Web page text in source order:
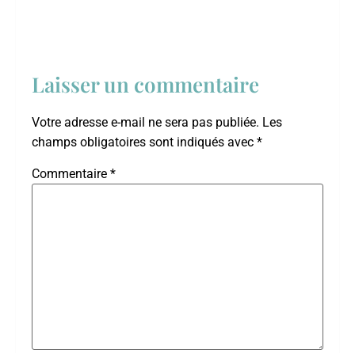
Laisser un commentaire
Votre adresse e-mail ne sera pas publiée. Les
champs obligatoires sont indiqués avec *
Commentaire *